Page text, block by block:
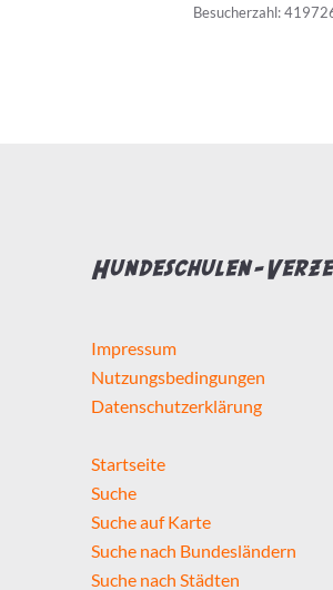
Besucherzahl:
Hundeschulen-
Impressum
Nutzungsbedingungen
Datenschutzerklärung
Startseite
Suche
Suche auf Karte
Suche nach Bundesländern
Suche nach Städten